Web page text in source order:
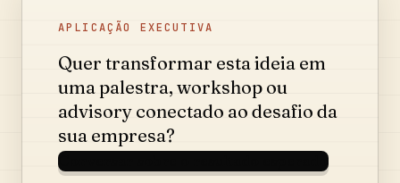
APLICAÇÃO EXECUTIVA
Quer transformar esta ideia em
uma palestra, workshop ou
advisory conectado ao desafio da
sua empresa?
Conversar sobre o resultado esperado